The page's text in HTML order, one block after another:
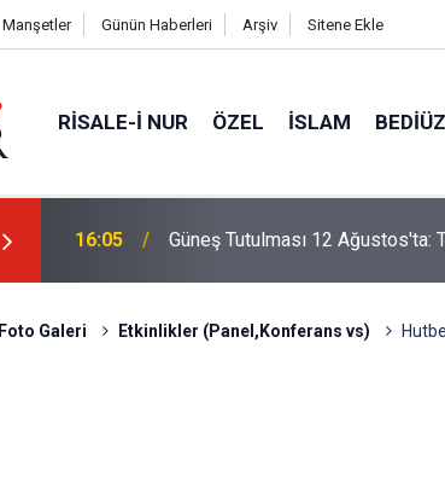
Manşetler Günün Haberleri Arşiv Sitene Ekle
RISALE-I NUR ÖZEL İSLAM
14:30 Risale-i Nur'u kendine oku
Foto Galeri Etkinlikler (Panel,Konferans vs)